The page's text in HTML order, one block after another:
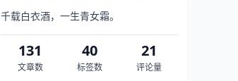
千载白衣酒，一生青女霜。
131
文章数
40
标签数
21
评论量